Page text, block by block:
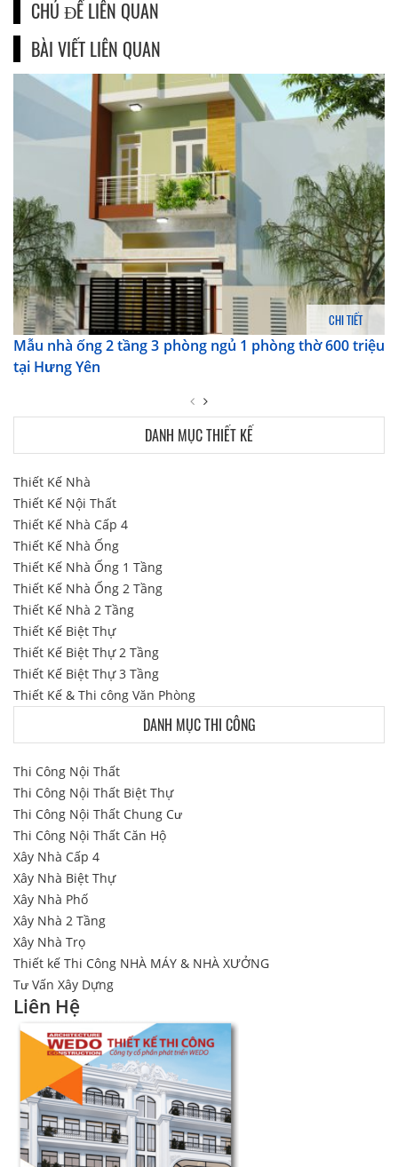
CHỦ ĐỀ LIÊN QUAN
BÀI VIẾT LIÊN QUAN
CHI TIẾT
Mẫu nhà ống 2 tầng 3 phòng ngủ 1 phòng thờ 600 triệu
tại Hưng Yên
DANH MỤC THIẾT KẾ
Thiết Kế Nhà
Thiết Kế Nội Thất
Thiết Kế Nhà Cấp 4
Thiết Kế Nhà Ống
Thiết Kế Nhà Ống 1 Tầng
Thiết Kế Nhà Ống 2 Tầng
Thiết Kế Nhà 2 Tầng
Thiết Kế Biệt Thự
Thiết Kế Biệt Thự 2 Tầng
Thiết Kế Biệt Thự 3 Tầng
Thiết Kế & Thi công Văn Phòng
DANH MỤC THI CÔNG
Thi Công Nội Thất
Thi Công Nội Thất Biệt Thự
Thi Công Nội Thất Chung Cư
Thi Công Nội Thất Căn Hộ
Xây Nhà Cấp 4
Xây Nhà Biệt Thự
Xây Nhà Phố
Xây Nhà 2 Tầng
Xây Nhà Trọ
Thiết kế Thi Công NHÀ MÁY & NHÀ XƯỞNG
Tư Vấn Xây Dựng
Liên Hệ